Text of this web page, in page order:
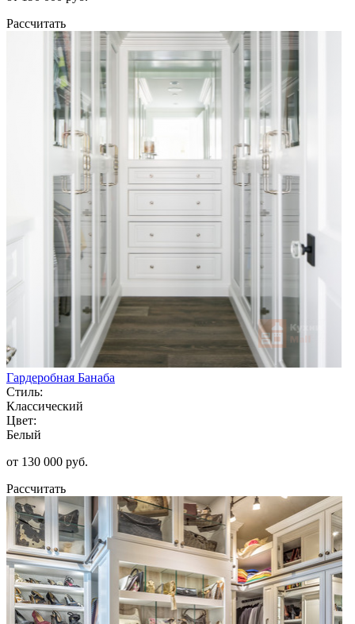
Рассчитать
Гардеробная Банаба
Стиль:
Классический
Цвет:
Белый
от 130 000 руб.
Рассчитать